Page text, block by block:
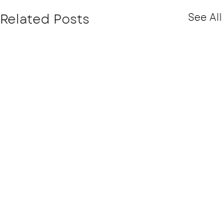
Related Posts See All